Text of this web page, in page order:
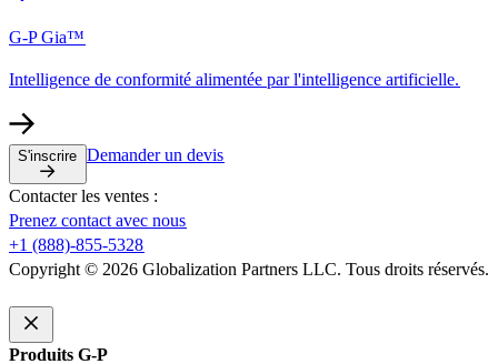
G-P Gia™​​
Intelligence de conformité alimentée par l'intelligence artificielle.​​
S'inscrire​​ Demander un devis​​
Contacter les ventes :​​
Prenez contact avec nous​​
+1 (888)-855-5328​​
Copyright © 2026 Globalization Partners LLC. Tous droits réservés.​​
Produits G-P​​